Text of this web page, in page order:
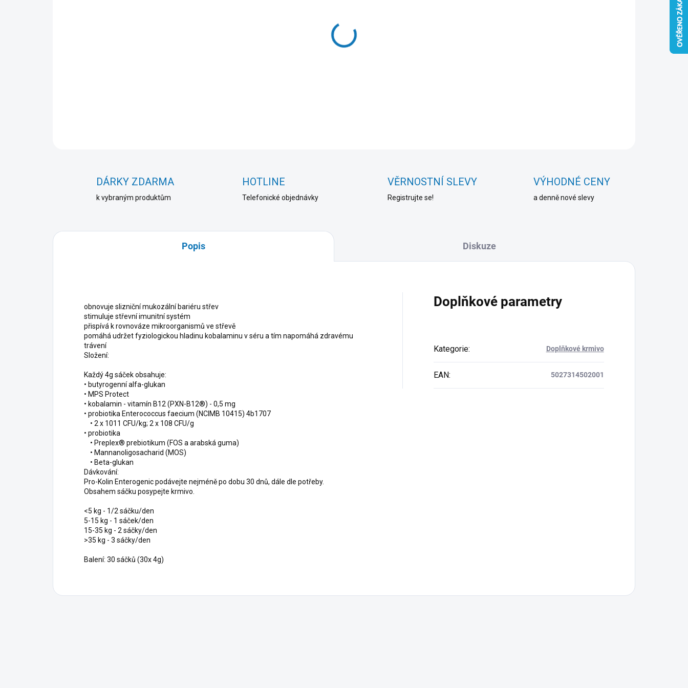
DÁRKY ZDARMA
k vybraným produktům
HOTLINE
Telefonické objednávky
VĚRNOSTNÍ SLEVY
Registrujte se!
VÝHODNÉ CENY
a denně nové slevy
Popis Diskuze
obnovuje slizniční mukozální bariéru střev
stimuluje střevní imunitní systém
přispívá k rovnováze mikroorganismů ve střevě
pomáhá udržet fyziologickou hladinu kobalaminu v séru a tím napomáhá zdravému
trávení
Složení:
Každý 4g sáček obsahuje:
• butyrogenní alfa-glukan
• MPS Protect
• kobalamin - vitamín B12 (PXN-B12®) - 0,5 mg
• probiotika Enterococcus faecium (NCIMB 10415) 4b1707
• 2 x 1011 CFU/kg; 2 x 108 CFU/g
• probiotika
• Preplex® prebiotikum (FOS a arabská guma)
• Mannanoligosacharid (MOS)
• Beta-glukan
Dávkování:
Pro-Kolin Enterogenic podávejte nejméně po dobu 30 dnů, dále dle potřeby.
Obsahem sáčku posypejte krmivo.
<5 kg - 1/2 sáčku/den
5-15 kg - 1 sáček/den
15-35 kg - 2 sáčky/den
>35 kg - 3 sáčky/den
Balení: 30 sáčků (30x 4g)
Doplňkové parametry
Kategorie: Doplňkové krmivo
EAN: 5027314502001